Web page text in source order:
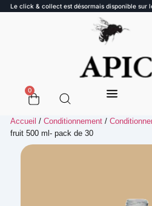
Le click & collect est désormais disponible sur
0
Accueil / Conditionnement /
fruit 500 ml- pack de 30